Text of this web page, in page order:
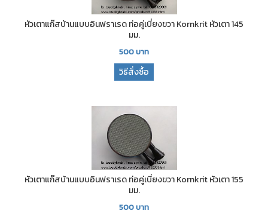
หัวเตาแก๊สบ้านแบบอินฟราเรด ท่อคู่เบี่ยงขวา Kornkrit หัวเตา 145
มม.
500บาท
วิธีสั่งซื้อ
หัวเตาแก๊สบ้านแบบอินฟราเรด ท่อคู่เบี่ยงขวา Kornkrit หัวเตา 155
มม.
500บาท